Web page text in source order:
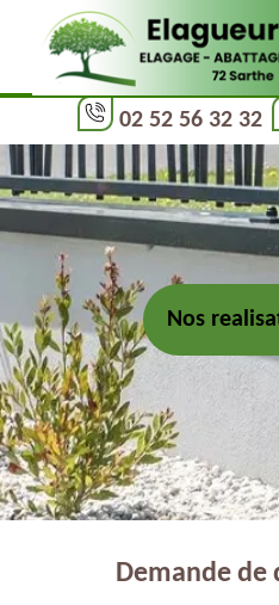
02 52 56 32 32
Nos
Demande de